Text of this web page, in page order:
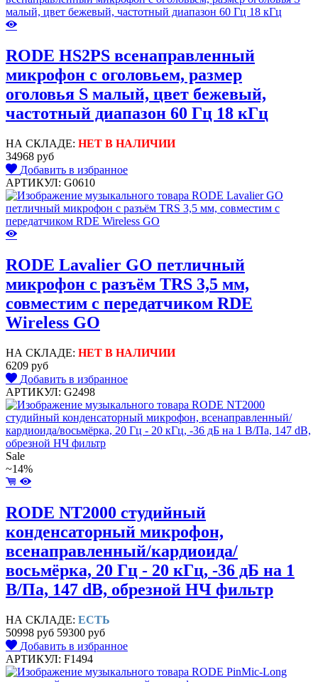
RODE HS2PS всенаправленный
микрофон с оголовьем, размер
оголовья S малый, цвет бежевый,
частотный диапазон 60 Гц 18 кГц
НА СКЛАДЕ: НЕТ В НАЛИЧИИ
34968 руб
Добавить в избранное
АРТИКУЛ: G0610
RODE Lavalier GO петличный
микрофон c разъём TRS 3,5 мм,
совместим с передатчиком RDE
Wireless GO
НА СКЛАДЕ: НЕТ В НАЛИЧИИ
6209 руб
Добавить в избранное
АРТИКУЛ: G2498
Sale
~14%
RODE NT2000 студийный
конденсаторный микрофон,
всенаправленный/кардиоида/
восьмёрка, 20 Гц - 20 кГц, -36 дБ на 1
В/Па, 147 dB, обрезной НЧ фильтр
НА СКЛАДЕ: ЕСТЬ
50998 руб 59300 руб
Добавить в избранное
АРТИКУЛ: F1494